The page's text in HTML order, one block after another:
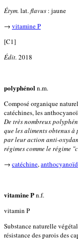
Étym. lat.flavus : jaune
→ vitamine P
[C1]
Édit. 2018
polyphénol n.m.
Composé organique
catéchines, les
De très nombreux
que les aliments obtenus
par leur action anti-
régimes comme le régime
→ catéchine,
vitamine Pn.f.
vitamin P
Substance naturelle
résistance des parois des